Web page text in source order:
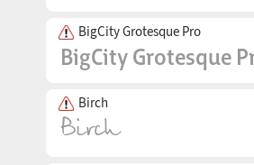
BigCity Grotesque Pro
Birch